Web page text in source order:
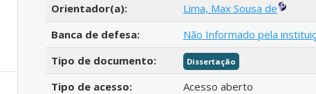
Orientador(a):
Lima, Max Sousa de
Banca de defesa:
Não Informado pela
Tipo de documento:
Dissertação
Tipo de acesso:
Acesso aberto